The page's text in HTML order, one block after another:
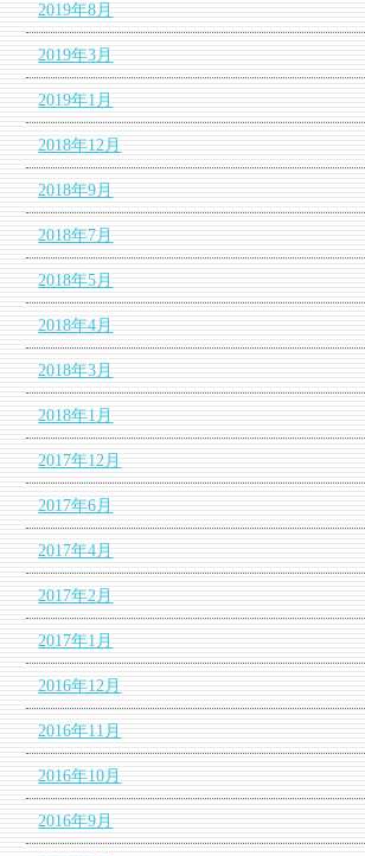
2019年8月
2019年3月
2019年1月
2018年12月
2018年9月
2018年7月
2018年5月
2018年4月
2018年3月
2018年1月
2017年12月
2017年6月
2017年4月
2017年2月
2017年1月
2016年12月
2016年11月
2016年10月
2016年9月